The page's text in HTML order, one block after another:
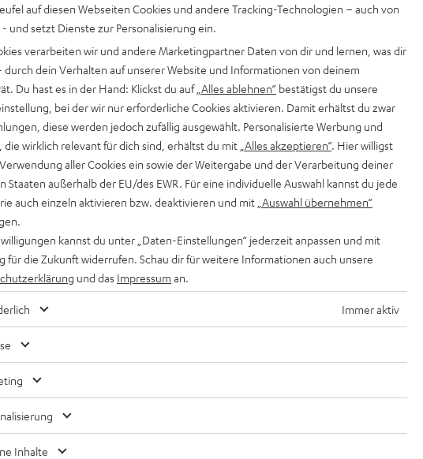
Keinen Store in der Nähe? Kein Problem, wir
auf diesen Webseiten Cookies und andere Tracking-Technologien – auch von
und setzt Dienste zur Personalisierung ein.
verarbeiten wir und andere Marketingpartner Daten von dir und lernen, was dir
durch dein Verhalten auf unserer Website und Informationen von deinem
Du hast es in der Hand: Klickst du auf „Alles ablehnen“ bestätigst du unsere
bei der wir nur erforderliche Cookies aktivieren. Damit erhältst du zwar
diese werden jedoch zufällig ausgewählt. Personalisierte Werbung und
die wirklich relevant für dich sind, erhältst du mit „Alles akzeptieren“. Hier willigst
aller Cookies ein sowie der Weitergabe und der Verarbeitung deiner
Staaten außerhalb der EU/des EWR. Für eine individuelle Auswahl kannst du jede
auch einzeln aktivieren bzw. deaktivieren und mit „Auswahl übernehmen“
kannst du unter „Daten-Einstellungen“ jederzeit anpassen und mit
für die Zukunft widerrufen. Schau dir für weitere Informationen auch unsere
und das Impressum an.
Immer aktiv
Inhalte